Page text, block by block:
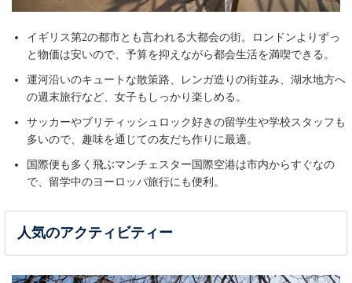
イギリス第2の都市とも言われる大都会の街。ロンドンよりずっ
と物価は安いので、予算を抑えながら都会生活を満喫できる。
運河沿いのキュートな散策路、レンガ造りの街並み、湖水地方へ
の週末旅行など、女子もしっかり楽しめる。
サッカーやブリティッシュロック好きの留学生や学校スタッフも
多いので、趣味を通じての友だち作りに最適。
国際便も多く飛ぶマンチェスター国際空港は市内からすぐなの
で、留学中のヨーロッパ旅行にも便利。
人気のアクティビティー